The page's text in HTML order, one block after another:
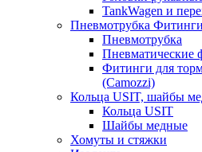
TankWagen и
Пневмотрубка Фитинги
Пневмотрубка
Пневматические
Фитинги для
(Camozzi)
Кольца USIT, шайбы
Кольца USIT
Шайбы медные
Хомуты и стяжки